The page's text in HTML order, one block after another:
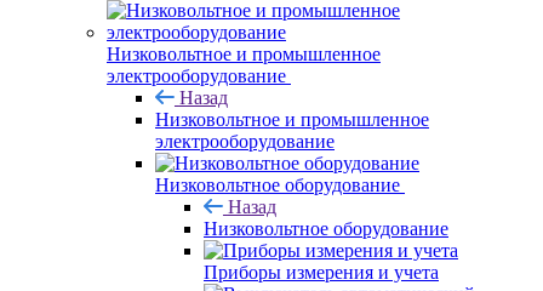
Низковольтное и промышленное
электрооборудование
Назад
Низковольтное и промышленное
электрооборудование
Низковольтное оборудование
Назад
Низковольтное оборудование
Приборы измерения и учета